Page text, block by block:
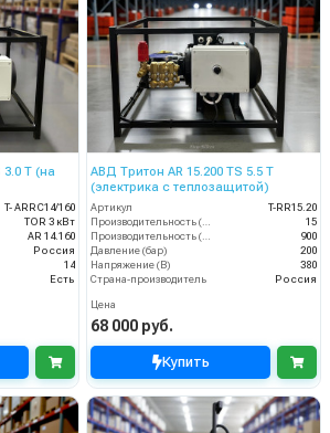
3.0 Т (на
T- ARRC14/160
TOR 3 кВт
AR 14.160
Россия
14
Есть
АВД Тритон AR 15.200 TS 5.5 Т
(электрика с теплозащитой)
Артикул
T-RR15.20
15
900
Давление (бар)
200
Напряжение (В)
380
Страна-производитель
Россия
Цена
68 000 руб.
Купить